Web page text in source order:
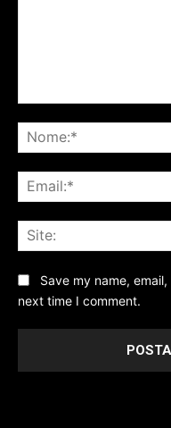
Save my name,
next time I comment.